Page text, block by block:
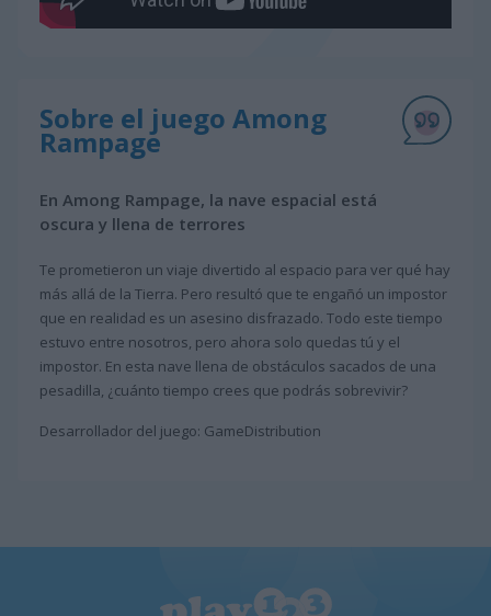
Sobre el juego Among
Rampage
En Among Rampage, la nave espacial está
oscura y llena de terrores
Te prometieron un viaje divertido al espacio para ver qué hay
más allá de la Tierra. Pero resultó que te engañó un impostor
que en realidad es un asesino disfrazado. Todo este tiempo
estuvo entre nosotros, pero ahora solo quedas tú y el
impostor. En esta nave llena de obstáculos sacados de una
pesadilla, ¿cuánto tiempo crees que podrás sobrevivir?
Desarrollador del juego: GameDistribution